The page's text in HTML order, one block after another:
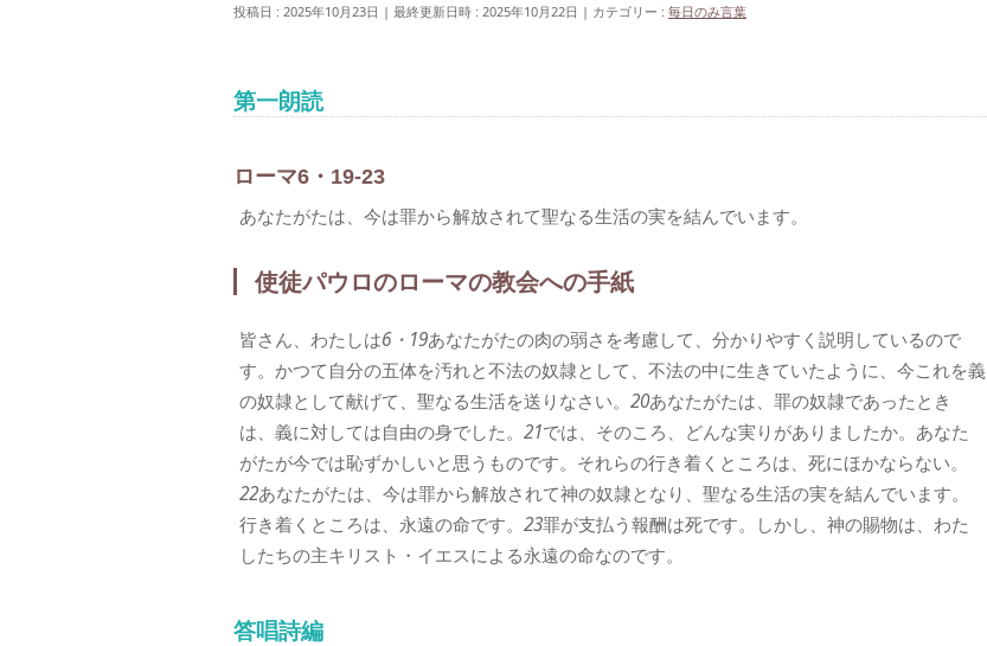
投稿日 : 2025年10月23日 最終更新日時 : 2025年10月22日 カテゴリー : 毎日のみ言葉
第一朗読
ローマ6・19-23
あなたがたは、今は罪から解放されて聖なる生活の実を結んでいます。
使徒パウロのローマの教会への手紙
皆さん、わたしは6・19あなたがたの肉の弱さを考慮して、分かりやすく説明しているので
す。かつて自分の五体を汚れと不法の奴隷として、不法の中に生きていたように、今これを義
の奴隷として献げて、聖なる生活を送りなさい。 20あなたがたは、罪の奴隷であったとき
は、義に対しては自由の身でした。 21では、そのころ、どんな実りがありましたか。あなた
がたが今では恥ずかしいと思うものです。それらの行き着くところは、死にほかならない。
22あなたがたは、今は罪から解放されて神の奴隷となり、聖なる生活の実を結んでいます。
行き着くところは、永遠の命です。 23罪が支払う報酬は死です。しかし、神の賜物は、わた
したちの主キリスト・イエスによる永遠の命なのです。
答唱詩編